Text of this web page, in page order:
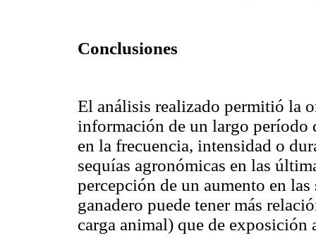
Conclusiones
El análisis realizado permitió la
información de un largo período
en la frecuencia, intensidad o
sequías agronómicas en las
percepción de un aumento en
ganadero puede tener más
carga animal) que de exposición